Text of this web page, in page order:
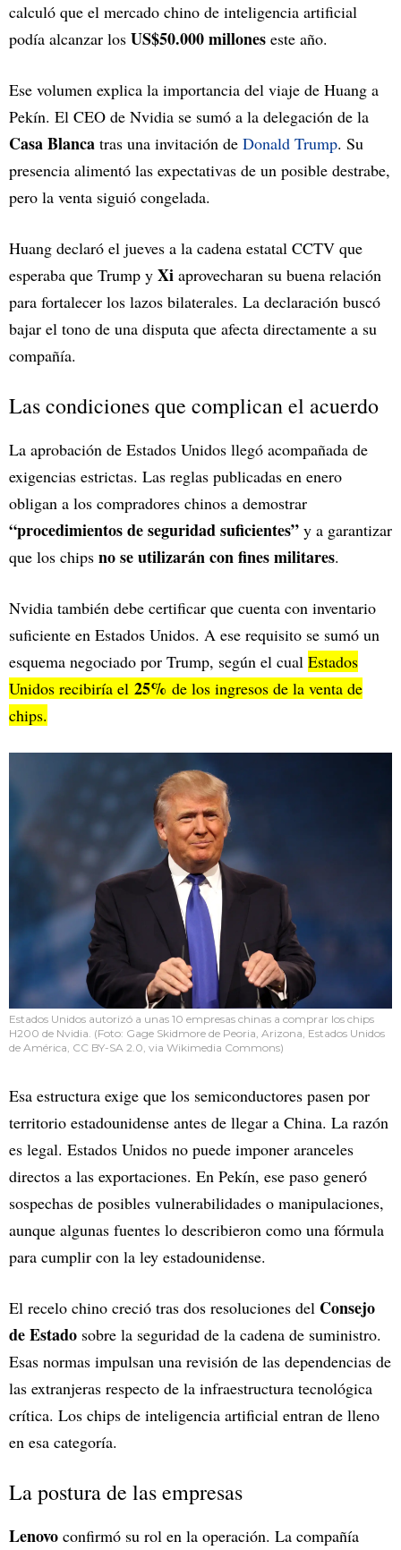
calculó que el mercado chino de inteligencia artificial
podía alcanzar los US$50.000 millones este año.
Ese volumen explica la importancia del viaje de Huang a
Pekín. El CEO de Nvidia se sumó a la delegación de la
Casa Blanca tras una invitación de Donald Trump. Su
presencia alimentó las expectativas de un posible destrabe,
pero la venta siguió congelada.
Huang declaró el jueves a la cadena estatal CCTV que
esperaba que Trump y Xi aprovecharan su buena relación
para fortalecer los lazos bilaterales. La declaración buscó
bajar el tono de una disputa que afecta directamente a su
compañía.
Las condiciones que complican el acuerdo
La aprobación de Estados Unidos llegó acompañada de
exigencias estrictas. Las reglas publicadas en enero
obligan a los compradores chinos a demostrar
“procedimientos de seguridad suficientes” y a garantizar
que los chips no se utilizarán con fines militares.
Nvidia también debe certificar que cuenta con inventario
suficiente en Estados Unidos. A ese requisito se sumó un
esquema negociado por Trump, según el cual Estados
Unidos recibiría el 25% de los ingresos de la venta de
chips.
Estados Unidos autorizó a unas 10 empresas chinas a comprar los chips
H200 de Nvidia. (Foto: Gage Skidmore de Peoria, Arizona, Estados Unidos
de América, CC BY-SA 2.0, via Wikimedia Commons)
Esa estructura exige que los semiconductores pasen por
territorio estadounidense antes de llegar a China. La razón
es legal. Estados Unidos no puede imponer aranceles
directos a las exportaciones. En Pekín, ese paso generó
sospechas de posibles vulnerabilidades o manipulaciones,
aunque algunas fuentes lo describieron como una fórmula
para cumplir con la ley estadounidense.
El recelo chino creció tras dos resoluciones del Consejo
de Estado sobre la seguridad de la cadena de suministro.
Esas normas impulsan una revisión de las dependencias de
las extranjeras respecto de la infraestructura tecnológica
crítica. Los chips de inteligencia artificial entran de lleno
en esa categoría.
La postura de las empresas
Lenovo confirmó su rol en la operación. La compañía